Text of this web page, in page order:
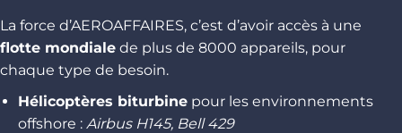
La force d’AEROAFFAIRES, c’est d’avoir accès à une
flotte mondiale de plus de 8000 appareils, pour
chaque type de besoin.
Hélicoptères biturbine pour les environnements
offshore : Airbus H145, Bell 429